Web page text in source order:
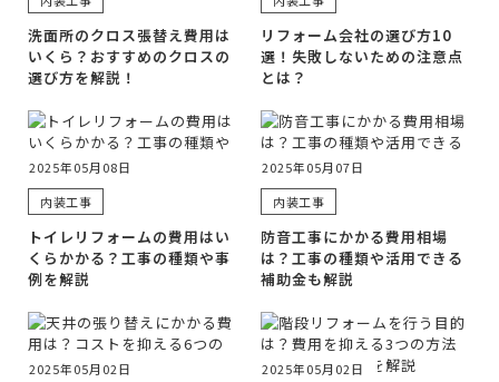
洗面所のクロス張替え費用は
いくら？おすすめのクロスの
選び方を解説！
リフォーム会社の選び方10
選！失敗しないための注意点
とは？
2025年05月08日
内装工事
トイレリフォームの費用はい
くらかかる？工事の種類や事
例を解説
2025年05月07日
内装工事
防音工事にかかる費用相場
は？工事の種類や活用できる
補助金も解説
2025年05月02日
2025年05月02日